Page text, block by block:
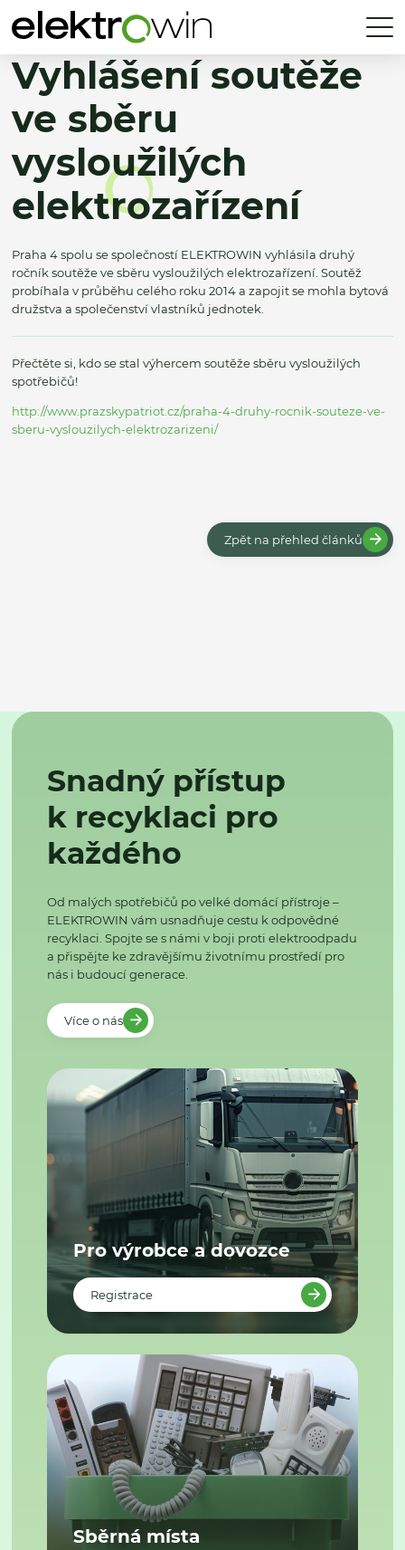
Vyhlášení soutěže
ve sběru
vysloužilých
elektrozařízení
Praha 4 spolu se společností ELEKTROWIN vyhlásila druhý
ročník soutěže ve sběru vysloužilých elektrozařízení. Soutěž
probíhala v průběhu celého roku 2014 a zapojit se mohla bytová
družstva a společenství vlastníků jednotek.
Přečtěte si, kdo se stal výhercem soutěže sběru vysloužilých
spotřebičů!
http://www.prazskypatriot.cz/praha-4-druhy-rocnik-souteze-ve-
sberu-vyslouzilych-elektrozarizeni/
Zpět na přehled článků
Snadný přístup
k recyklaci pro
každého
Od malých spotřebičů po velké domácí přístroje –
ELEKTROWIN vám usnadňuje cestu k odpovědné
recyklaci. Spojte se s námi v boji proti elektroodpadu
a přispějte ke zdravějšímu životnímu prostředí pro
nás i budoucí generace.
Více o nás
Pro výrobce a dovozce
Registrace
Sběrná místa